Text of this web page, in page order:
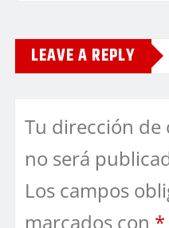
LEAVE A REPLY
Tu dirección
no será
Los campos
marcados con *